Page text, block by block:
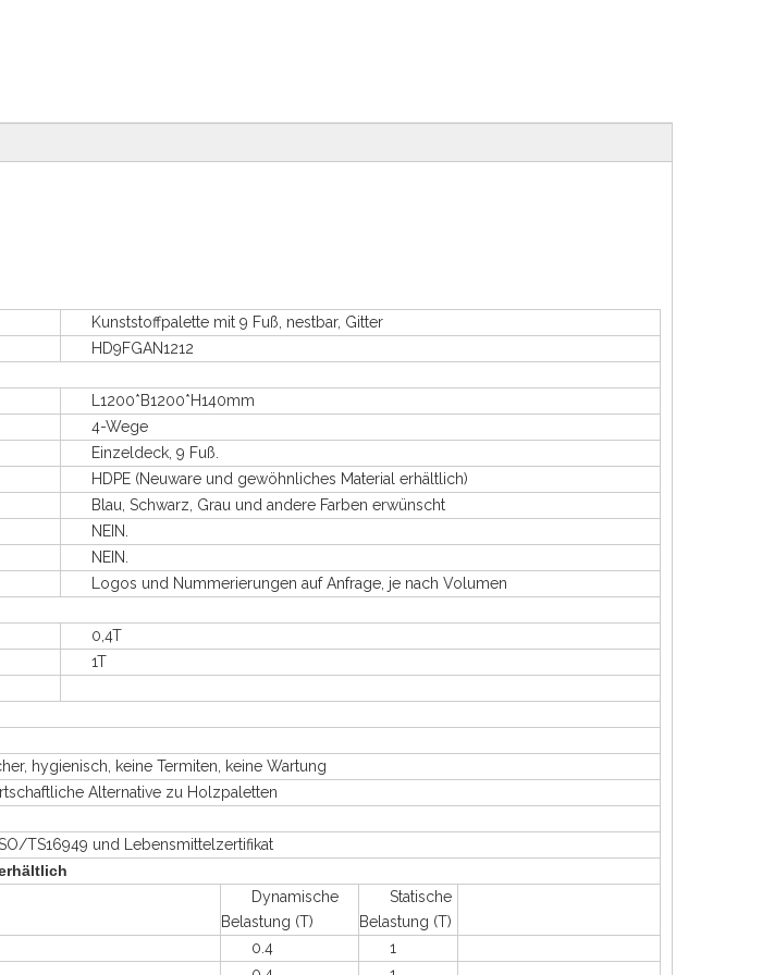
Kunststoffpalette mit 9 Fuß, nestbar, Gitter
HD9FGAN1212
L1200*B1200*H140mm
4-Wege
Einzeldeck, 9 Fuß.
HDPE (Neuware und gewöhnliches Material erhältlich)
Blau, Schwarz, Grau und andere Farben erwünscht
NEIN.
NEIN.
Logos und Nummerierungen auf Anfrage, je nach Volumen
0,4T
1T
hygienisch, keine Termiten, keine Wartung
Alternative zu Holzpaletten
TS16949 und Lebensmittelzertifikat
Dynamische
Belastung (T)
Statische
Belastung (T)
0.4
1